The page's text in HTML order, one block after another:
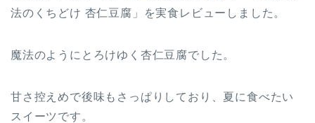
法のくちどけ 杏仁豆腐」を実食レビューしました。
魔法のようにとろけゆく杏仁豆腐でした。
甘さ控えめで後味もさっぱりしており、夏に食べたい
スイーツです。